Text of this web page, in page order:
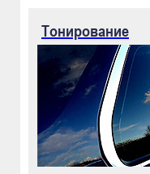
Тонирование